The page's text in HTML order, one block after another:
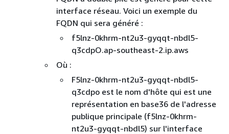
interface réseau. Voici un exemple du
FQDN qui sera généré :
f5lnz-0khrm-nt2u3-gyqqt-nbdl5-
q3cdpO.ap-southeast-2.ip.aws
Où :
F5lnz-0khrm-nt2u3-gyqqt-nbdl5-
q3cdpo est le nom d'hôte qui est une
représentation en base36 de l'adresse
publique principale (f5lnz-0khrm-
nt2u3-gyqqt-nbdl5) sur l'interface